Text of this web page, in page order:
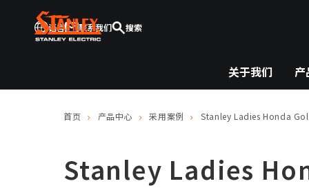
语言 联系我们 搜索
关于我们 产
首页 产品中心 采用案例 Stanley Ladies Honda
Stanley Ladies